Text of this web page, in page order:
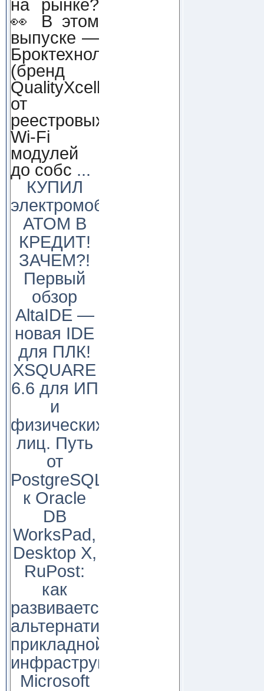
на рынке?
👀 В этом
выпуске —
Броктехнолоджи
(бренд
QualityXcellence):
от
реестровых
Wi-Fi
модулей
до собс ...
КУПИЛ
электромобиль
АТОМ В
КРЕДИТ!
ЗАЧЕМ?!
Первый
обзор
AltaIDE —
новая IDE
для ПЛК!
XSQUARE
6.6 для ИП
и
физических
лиц. Путь
от
PostgreSQL
к Oracle
DB
WorksPad,
Desktop X,
RuPost:
как
развивается
альтернатива
прикладной
инфраструктуре
Microsoft